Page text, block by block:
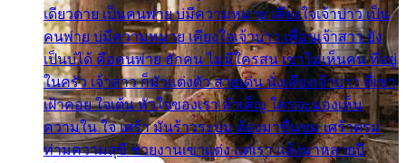
เดียวดาย เป็นคนพ่าย บ่มีความหมาย เคียงใจเจ้าบ่าว เป็น
คนพ่าย บ่มีความหมาย เคียงใจเจ้าบ่าว เพื่อนเจ้าสาว ยัง
เป็นบ่ได้ คือคนพ่าย ฮักคน ไม่มีใครสน เขาไม่เห็นคน ที่อยู่
ในครัว เจ้าสาว ก็มัวแต่งตัว สวยเด่น นั่งเคียงเจ้าบ่าว ที่เขา
เฝ้าคอย ใจเต้น หัวใจของเรา ลำเค็ญ ใครจะมองเห็น
ความใน ใจ เศร้า มันร้าวระบม ต้องมาขื่นขม เศร้าตรม
ท่ามความสุขี ช่วยงานเขาแต่ง แต่เรา แล้งมาหลายปี